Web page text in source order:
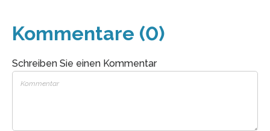
Kommentare (0)
Schreiben Sie einen Kommentar